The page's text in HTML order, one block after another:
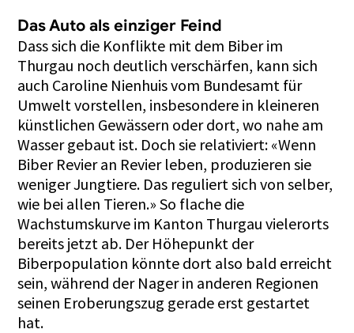
Das Auto als einziger Feind
Dass sich die Konflikte mit dem Biber im
Thurgau noch deutlich verschärfen, kann sich
auch Caroline Nienhuis vom Bundesamt für
Umwelt vorstellen, insbesondere in kleineren
künstlichen Gewässern oder dort, wo nahe am
Wasser gebaut ist. Doch sie relativiert: «Wenn
Biber Revier an Revier leben, produzieren sie
weniger Jungtiere. Das reguliert sich von selber,
wie bei allen Tieren.» So flache die
Wachstumskurve im Kanton Thurgau vielerorts
bereits jetzt ab. Der Höhepunkt der
Biberpopulation könnte dort also bald erreicht
sein, während der Nager in anderen Regionen
seinen Eroberungszug gerade erst gestartet
hat.